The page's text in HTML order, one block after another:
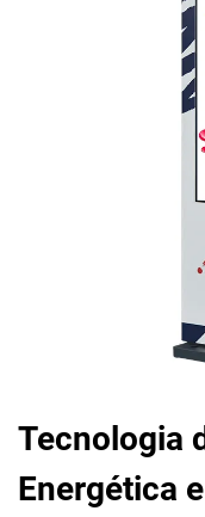
Tecnologia
Energética